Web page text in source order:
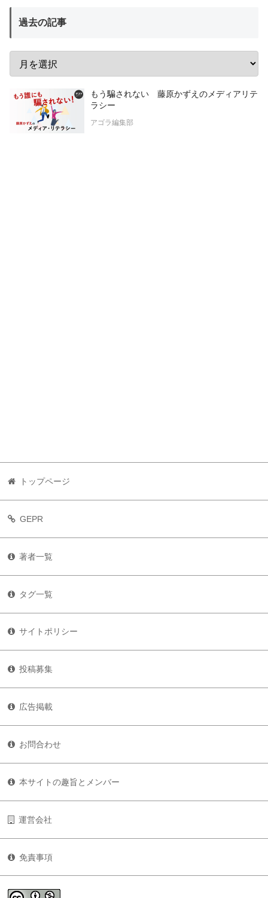
過去の記事
もう騙されない 藤原かずえのメディアリテ
ラシー
アゴラ編集部
トップページ
GEPR
著者一覧
タグ一覧
サイトポリシー
投稿募集
広告掲載
お問合わせ
本サイトの趣旨とメンバー
運営会社
免責事項